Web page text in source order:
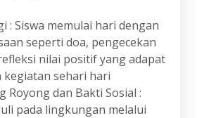
: Siswa memulai hari dengan
seperti doa, pengecekan
nilai positif yang adapat
kegiatan sehari hari
Royong dan Bakti Sosial :
pada lingkungan melalui